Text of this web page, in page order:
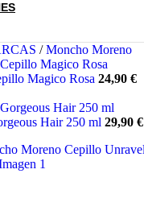
/ Moncho Moreno
Magico Rosa 24,90 €
Hair 250 ml 29,90 €